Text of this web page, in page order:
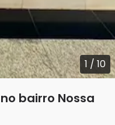
1 / 10
bairro Nossa